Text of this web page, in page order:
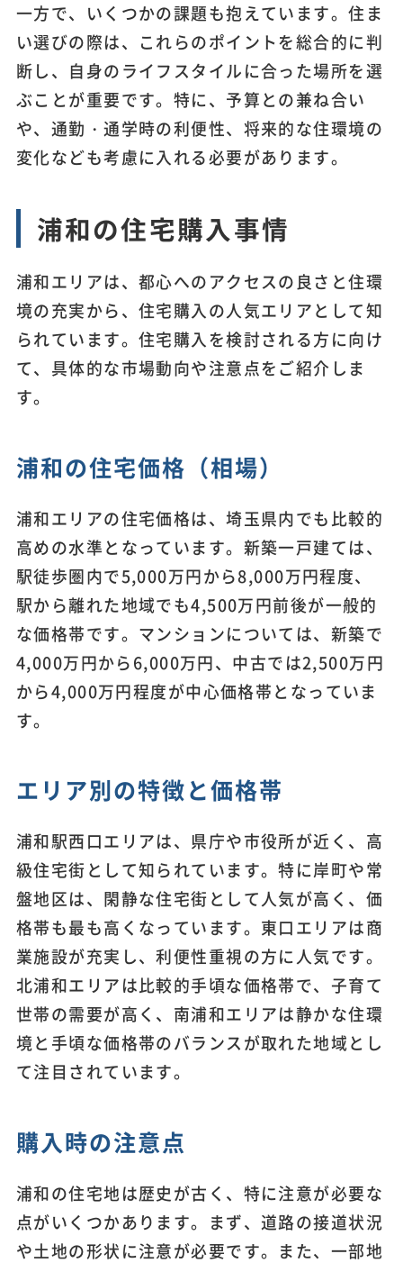
一方で、いくつかの課題も抱えています。住ま
い選びの際は、これらのポイントを総合的に判
断し、自身のライフスタイルに合った場所を選
ぶことが重要です。特に、予算との兼ね合い
や、通勤・通学時の利便性、将来的な住環境の
変化なども考慮に入れる必要があります。
浦和の住宅購入事情
浦和エリアは、都心へのアクセスの良さと住環
境の充実から、住宅購入の人気エリアとして知
られています。住宅購入を検討される方に向け
て、具体的な市場動向や注意点をご紹介しま
す。
浦和の住宅価格（相場）
浦和エリアの住宅価格は、埼玉県内でも比較的
高めの水準となっています。新築一戸建ては、
駅徒歩圏内で5,000万円から8,000万円程度、
駅から離れた地域でも4,500万円前後が一般的
な価格帯です。マンションについては、新築で
4,000万円から6,000万円、中古では2,500万円
から4,000万円程度が中心価格帯となっていま
す。
エリア別の特徴と価格帯
浦和駅西口エリアは、県庁や市役所が近く、高
級住宅街として知られています。特に岸町や常
盤地区は、閑静な住宅街として人気が高く、価
格帯も最も高くなっています。東口エリアは商
業施設が充実し、利便性重視の方に人気です。
北浦和エリアは比較的手頃な価格帯で、子育て
世帯の需要が高く、南浦和エリアは静かな住環
境と手頃な価格帯のバランスが取れた地域とし
て注目されています。
購入時の注意点
浦和の住宅地は歴史が古く、特に注意が必要な
点がいくつかあります。まず、道路の接道状況
や土地の形状に注意が必要です。また、一部地